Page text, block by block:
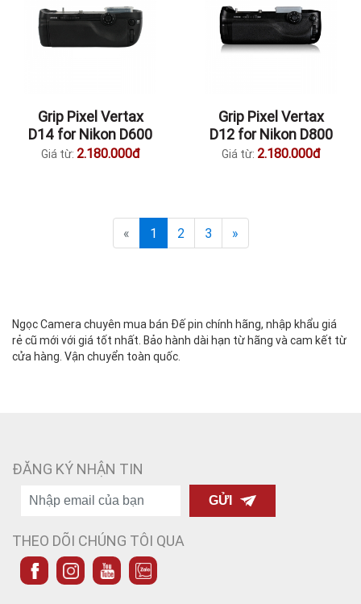
Grip Pixel Vertax
D14 for Nikon D600
Giá từ: 2.180.000đ
Grip Pixel Vertax
D12 for Nikon D800
Giá từ: 2.180.000đ
« 1 2 3 »
Ngọc Camera chuyên mua bán Đế pin chính hãng, nhập khẩu giá
rẻ cũ mới với giá tốt nhất. Bảo hành dài hạn từ hãng và cam kết từ
cửa hàng. Vận chuyển toàn quốc.
ĐĂNG KÝ NHẬN TIN
GỬI
THEO DÕI CHÚNG TÔI QUA